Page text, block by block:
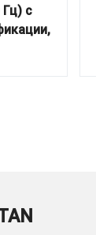
Гц) с